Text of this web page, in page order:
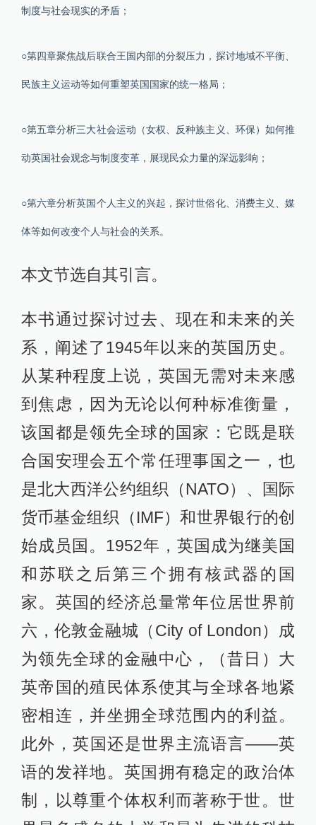
制度与社会现实的矛盾；
○第四章聚焦战后联合王国内部的分裂压力，探讨地域不平衡、
民族主义运动等如何重塑英国国家的统一格局；
○第五章分析三大社会运动（女权、反种族主义、环保）如何推
动英国社会观念与制度变革，展现民众力量的深远影响；
○第六章分析英国个人主义的兴起，探讨世俗化、消费主义、媒
体等如何改变个人与社会的关系。
本文节选自其引言。
本书通过探讨过去、现在和未来的关
系，阐述了1945年以来的英国历史。
从某种程度上说，英国无需对未来感
到焦虑，因为无论以何种标准衡量，
该国都是领先全球的国家：它既是联
合国安理会五个常任理事国之一，也
是北大西洋公约组织（NATO）、国际
货币基金组织（IMF）和世界银行的创
始成员国。1952年，英国成为继美国
和苏联之后第三个拥有核武器的国
家。英国的经济总量常年位居世界前
六，伦敦金融城（City of London）成
为领先全球的金融中心，（昔日）大
英帝国的殖民体系使其与全球各地紧
密相连，并坐拥全球范围内的利益。
此外，英国还是世界主流语言——英
语的发祥地。英国拥有稳定的政治体
制，以尊重个体权利而著称于世。世